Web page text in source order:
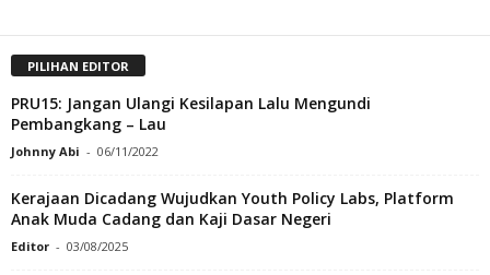
PILIHAN EDITOR
PRU15: Jangan Ulangi Kesilapan Lalu Mengundi
Pembangkang – Lau
Johnny Abi - 06/11/2022
Kerajaan Dicadang Wujudkan Youth Policy Labs, Platform
Anak Muda Cadang dan Kaji Dasar Negeri
Editor - 03/08/2025